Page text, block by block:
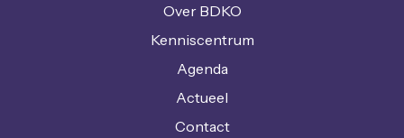
Over BDKO
Kenniscentrum
Agenda
Actueel
Contact